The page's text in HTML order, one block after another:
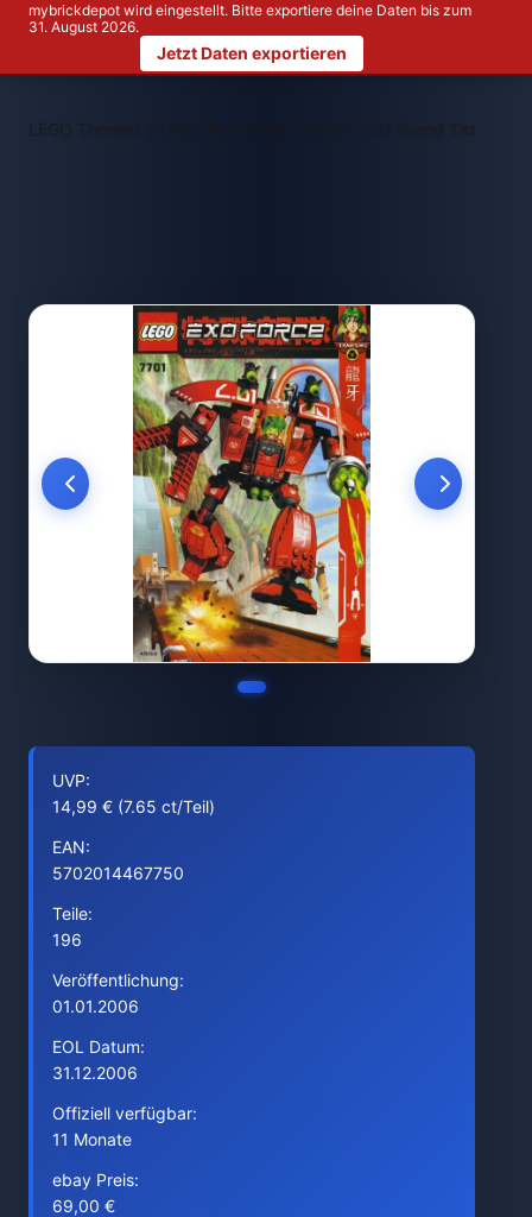
mybrickdepot wird eingestellt. Bitte exportiere deine Daten bis zum
31. August 2026.
Jetzt Daten exportieren
LEGO Themen > LEGO 7701 Grand Titan
UVP:
14,99 € (7.65 ct/Teil)
EAN:
5702014467750
Teile:
196
Veröffentlichung:
01.01.2006
EOL Datum:
31.12.2006
Offiziell verfügbar:
11 Monate
ebay Preis:
69,00 €